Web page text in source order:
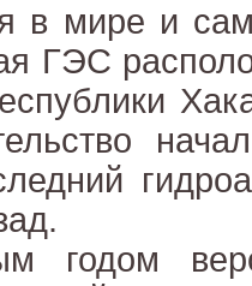
в мире и
ГЭС
годом